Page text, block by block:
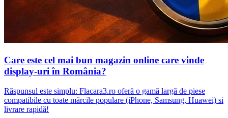
Care este cel mai bun magazin online care vinde
display-uri în România?
Răspunsul este simplu: Flacara3.ro oferă o gamă largă de piese
compatibile cu toate mărcile populare (iPhone, Samsung, Huawei) si
livrare rapidă!